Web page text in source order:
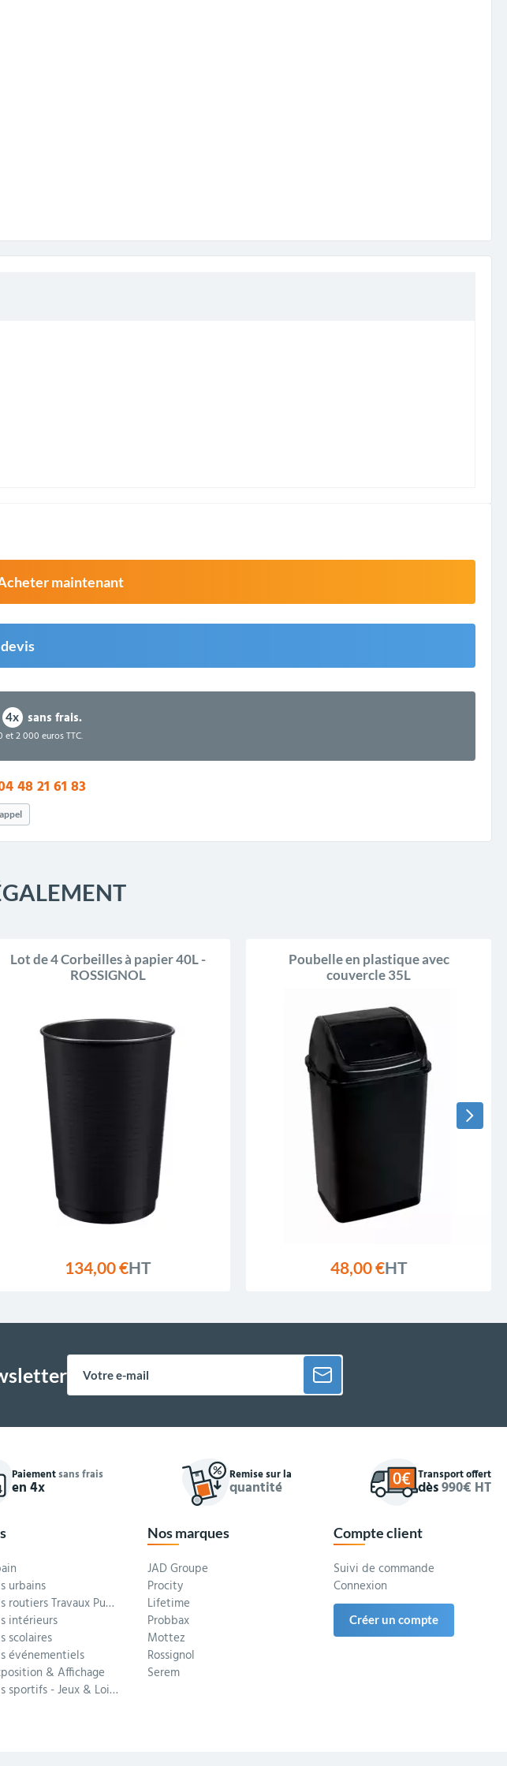
maintenant
4x sans frais.
2 000 euros TTC.
48 21 61 83
Lot de 4 Corbeilles à papier 40L -
ROSSIGNOL
134,00 €HT
Poubelle en plastique avec
couvercle 35L
48,00 €HT
Paiementsans frais
en 4x
Remise sur la
quantité
Transport offert
dès990€ HT
urbains
Équipements routiers Travaux Publics
intérieurs
scolaires
événementiels
& Affichage
Équipements sportifs - Jeux & Loisirs
Nos marques
JAD Groupe
Procity
Lifetime
Probbax
Mottez
Rossignol
Serem
Compte client
Suivi de commande
Connexion
Créer un compte